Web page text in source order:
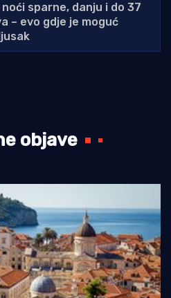
sparne, danju i do 37
– evo gdje je moguć
objave